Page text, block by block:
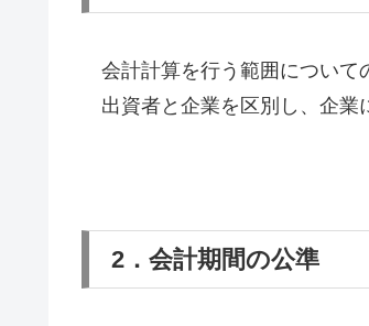
会計計算を行う範囲について
出資者と企業を区別し、企業
2．会計期間の公準